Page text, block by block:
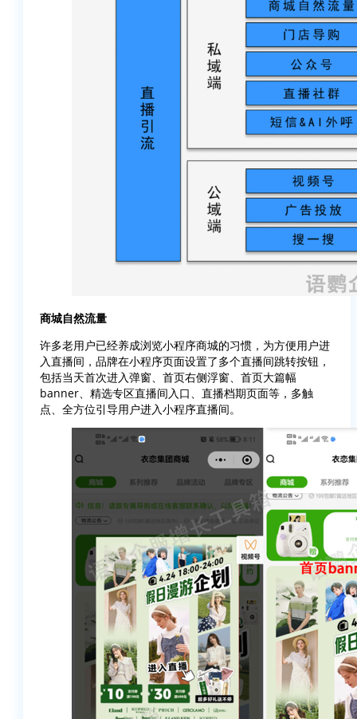
商城自然流量
许多老用户已经养成浏览小程序商城的习惯，为方便用户进
入直播间，品牌在小程序页面设置了多个直播间跳转按钮，
包括当天首次进入弹窗、首页右侧浮窗、首页大篇幅
banner、精选专区直播间入口、直播档期页面等，多触
点、全方位引导用户进入小程序直播间。